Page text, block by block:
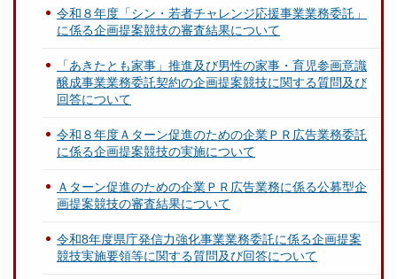
令和８年度「シン・若者チャレンジ応援事業業務委託」
に係る企画提案競技の審査結果について
「あきたとも家事」推進及び男性の家事・育児参画意識
醸成事業業務委託契約の企画提案競技に関する質問及び
回答について
令和８年度Ａターン促進のための企業ＰＲ広告業務委託
に係る企画提案競技の実施について
Ａターン促進のための企業ＰＲ広告業務に係る公募型企
画提案競技の審査結果について
令和8年度県庁発信力強化事業業務委託に係る企画提案
競技実施要領等に関する質問及び回答について